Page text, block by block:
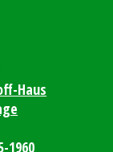
Haus
1960